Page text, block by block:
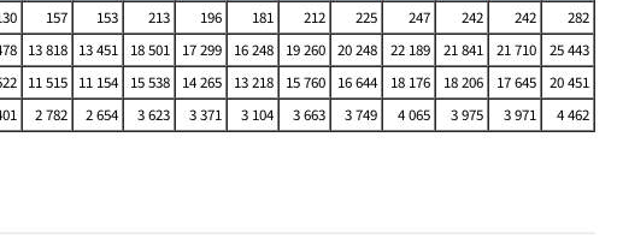
157 153 213 196 181 212 225 247 242 242
282
13 818 13 451 18 501 17 299 16 248 19 260 20 248 22 189 21 841 21 710
25 443
11 515 11 154 15 538 14 265 13 218 15 760 16 644 18 176 18 206 17 645
20 451
2 782 2 654 3 623 3 371 3 104 3 663 3 749 4 065 3 975 3 971 4 462